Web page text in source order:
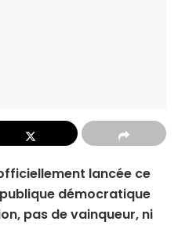
lancée ce
démocratique
pas de vainqueur, ni